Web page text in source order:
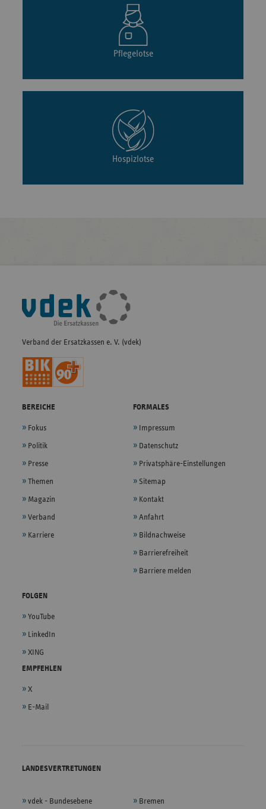
Pflegelotse
Hospizlotse
Fußleisten-
Navigation
Verband der Ersatzkassen e. V. (vdek)
BEREICHE
Fokus
Politik
Presse
Themen
Magazin
Verband
Karriere
FORMALES
Impressum
Datenschutz
Privatsphäre-Einstellungen
Sitemap
Kontakt
Anfahrt
Bildnachweise
Barrierefreiheit
Barriere melden
FOLGEN
YouTube
LinkedIn
XING
EMPFEHLEN
X
E-Mail
LANDESVERTRETUNGEN
vdek - Bundesebene Bremen